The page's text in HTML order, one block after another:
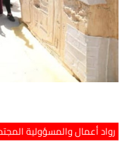
رواد أعمال والمسؤولية